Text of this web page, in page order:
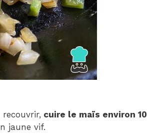
recouvrir, cuire le maïs environ 10
jaune vif.